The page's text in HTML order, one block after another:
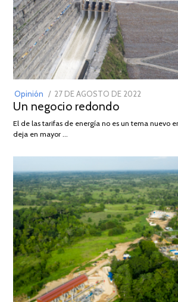
Opinión
POSTED
ON
27 DE AGOSTO DE 2022
DE
Un negocio redondo
El de las tarifas de energía no es un tema nuevo
deja en mayor …